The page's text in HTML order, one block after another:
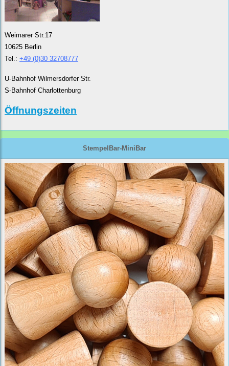
Weimarer Str.17
10625 Berlin
Tel.: +49 (0)30 32708777
U-Bahnhof Wilmersdorfer Str.
S-Bahnhof Charlottenburg
Öffnungszeiten
StempelBar-MiniBar